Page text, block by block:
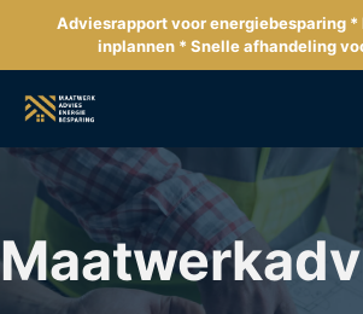
de
inhoud
Adviesrapport voor energiebesparing
inplannen * Snelle afhandeling